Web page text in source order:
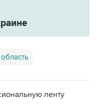
ленту